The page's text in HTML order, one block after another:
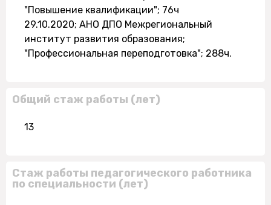
"Повышение квалификации"; 76ч
29.10.2020; АНО ДПО Межрегиональный
институт развития образования;
"Профессиональная переподготовка"; 288ч.
Общий стаж работы (лет)
13
Стаж работы педагогического работника
по специальности (лет)